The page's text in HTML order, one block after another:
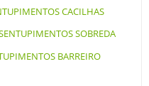
CACILHAS
SOBREDA
BARREIRO